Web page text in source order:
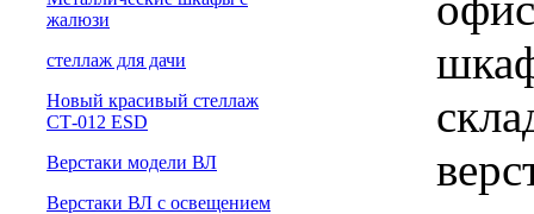
жалюзи
cтеллаж для дачи
Новый красивый стеллаж
СТ-012 ESD
Верстаки модели ВЛ
Верстаки ВЛ с освещением